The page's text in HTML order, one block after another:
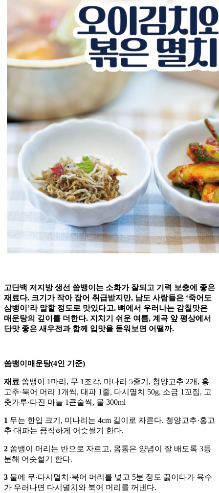
고단백 저지방 생선 쏨뱅이는 소화가 잘되고 기력 보충에 좋은
재료다. 크기가 작아 잡어 취급받지만, 남도 사람들은 ‘죽어도
삼뱅이’라 말할 정도로 맛있다고. 뼈에서 우러나는 감칠맛은
매운탕의 깊이를 더한다. 지치기 쉬운 여름, 계곡 앞 평상에서
단맛 좋은 새우전과 함께 입맛을 돋워보면 어떨까.
쏨뱅이매운탕(4인 기준)
재료 쏨뱅이 1마리, 무 1조각, 미나리 5줄기, 청양고추 2개, 홍
고추·북어 머리 1개씩, 대파 1줄, 다시멸치 50g, 소금 1꼬집, 고
춧가루·다진 마늘 1큰술씩, 물 300ml
1 무는 한입 크기, 미나리는 4cm 길이로 자른다. 청양고추·홍고
추·대파는 큼직하게 어슷썰기 한다.
2 쏨뱅이 머리는 반으로 자르고, 몸통은 양념이 잘 배도록 3등
분해 어슷썰기 한다.
3 물에 무·다시멸치·북어 머리를 넣고 5분 정도 끓이다가 육수
가 우러나면 다시멸치와 북어 머리를 꺼낸다.